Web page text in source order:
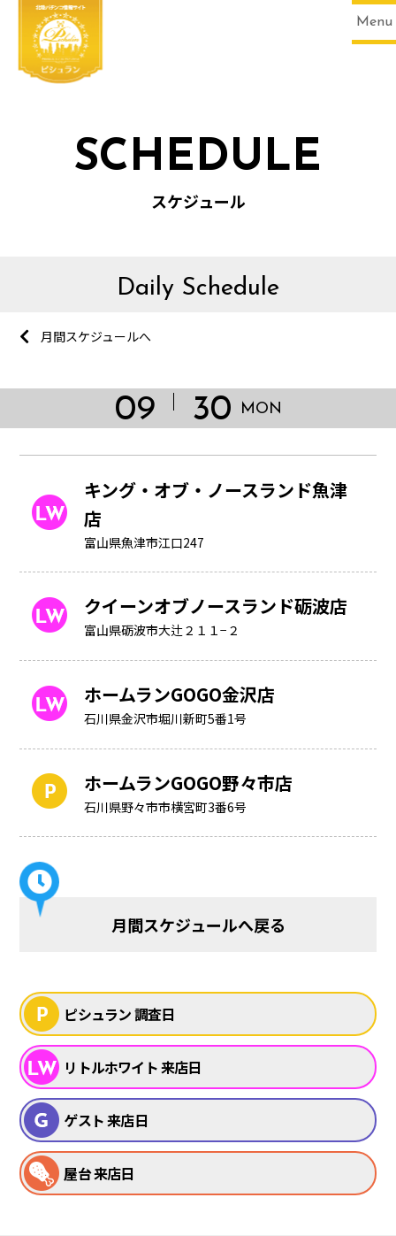
Menu
HOME
SCHEDULE
スケジュール
Daily Schedule
月間スケジュールへ
09 30 MON
キング・オブ・ノースランド魚津
店
富山県魚津市江口247
クイーンオブノースランド砺波店
富山県砺波市大辻２１１−２
ホームランGOGO金沢店
石川県金沢市堀川新町5番1号
ホームランGOGO野々市店
石川県野々市市横宮町3番6号
月間スケジュールへ戻る
ピシュラン 調査日
リトルホワイト 来店日
ゲスト 来店日
屋台 来店日